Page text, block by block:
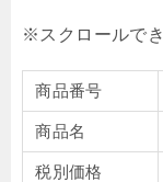
商品番号
商品名
税別価格